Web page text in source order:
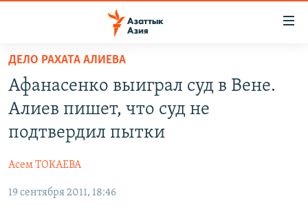
Вернуться
основному
содержанию
главной
Вернутся
ЦЕНТРАЛЬНАЯ АЗИЯ
КАЗАХСТАН
НОВОСТИ
КЫРГЫЗЧА
ПОДПИШИТЕСЬ НА НАС В СОЦСЕТЯХ
ДЕЛО РАХАТА АЛИЕВА
Афанасенко выиграл суд в Вене.
Алиев пишет, что суд не
подтвердил пытки
Асем ТОКАЕВА
19 сентября 2011, 18:46